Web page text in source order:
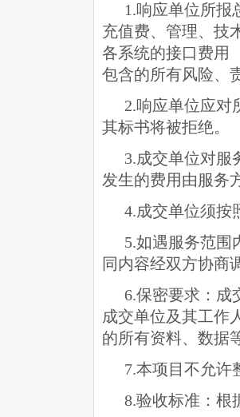
1.响应单位所报
充值费、管理、技
各系统的接口费用
包含的所有风险、
2.响应单位应对
其标书将被拒绝。
3.成交单位对服
发生的费用由服务
4.成交单位须按
5.如遇服务范围
同内容经双方协商
6.保密要求：成
成交单位及其工作
的所有资料、数据
7.本项目不允许
8.验收标准：根